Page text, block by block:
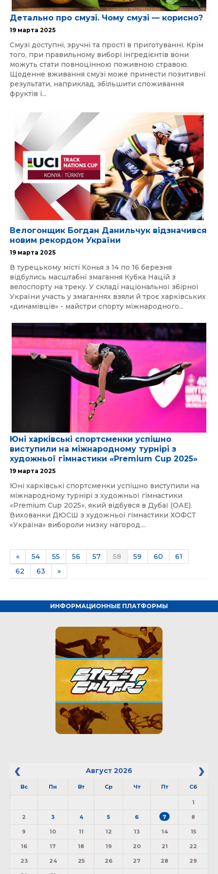
Детально про смузі. Чому смузі — корисно?
19 марта 2025
Смузі доступні, зручні та прості в приготуванні. Крім
того, при правильному виборі інгредієнтів вони
можуть стати повноцінною поживною стравою.
Щоденне вживання смузі може принести позитивні
результати, наприклад, збільшити споживання
фруктів і...
Велогонщик Богдан Данильчук відзначився
новим рекордом України
19 марта 2025
В турецькому місті Конья з 14 по 16 березня
відбулись масштабні змагання Кубка Націй з
велоспорту на треку. У складі національної збірної
України участь у змаганнях взяли й троє харківських
«динамівців» - майстри спорту міжнародного...
Юні харківські спортсменки успішно
виступили на міжнародному турнірі з
художньої гімнастики «Premium Cup 2025»
19 марта 2025
Юні харківські спортсменки успішно виступили на
міжнародному турнірі з художньої гімнастики
«Premium Cup 2025», який відбувся в Дубаї (ОАЕ).
Вихованки ДЮСШ з художньої гімнастики ХОФСТ
«Україна» вибороли низку нагород....
« 54 55 56 57 58 59 60
61
62
63 »
ИНФОРМАЦИОННЫЕ ПЛАТФОРМЫ
Август 2026
Вс Пн Вт Ср Чт Пт Сб
1
2 3 4 5 6 7 8
9 10 11 12 13 14 15
16 17 18 19 20 21 22
23 24 25 26 27 28 29